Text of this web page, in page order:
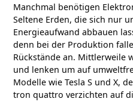
Manchmal benötigen
Seltene Erden, die sich nur
Energieaufwand abbauen
denn bei der Produktion
Rückstände an. Mittlerweile
und lenken um auf
Modelle wie Tesla S und X,
tron quattro verzichten auf